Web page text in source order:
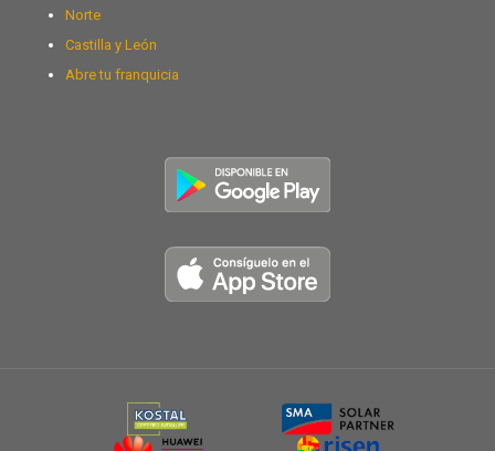
Norte
Castilla y León
Abre tu franquicia